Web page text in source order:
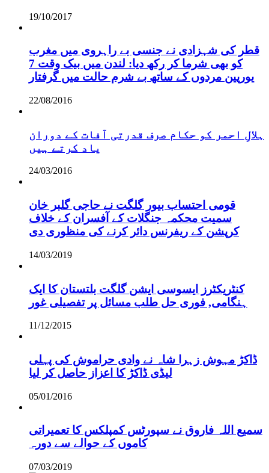
19/10/2017
قطر کی شہزادی نے جنسی بے راہروی میں مغرب
کو بھی شرما کر رکھ دیا: لندن میں بیک وقت 7
یورپین مردوں کے ساتھ بے شرم حالت میں گرفتار
22/08/2016
ہلالِ احمر کو حکام صرف قدرتی آفات کے دوران
یاد کرتے ہیں
24/03/2016
قومی احتساب بیور گلگت نے حاجی گلبر خان
سمیت محکمہ جنگلات کے آفسران کے خلاف
کرپشن کے ریفرنس دائر کرنے کی منظوری دی
14/03/2019
کنٹریکٹرز ایسوسی ایشن گلگت بلتستان کا ایک
ہنگامی, فوری حل طلب مسائل پر تفصیلی غور
11/12/2015
ڈاکڑ مہوش زہرا شاہ نے وادی حراموش کی پہلی
لیڈی ڈاکڑ کا اعزاز حاصل کر لیا
05/01/2016
سمیع اللہ فاروق نے سپورٹس کمپلکس کا تعمیراتی
کاموں کے حوالے سے دورہ
07/03/2019